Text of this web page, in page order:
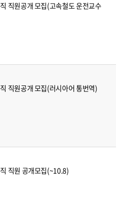
직원공개 모집(고속철도 운전교수
직원공개 모집(러시아어 통번역)
직원 공개모집(~10.8)